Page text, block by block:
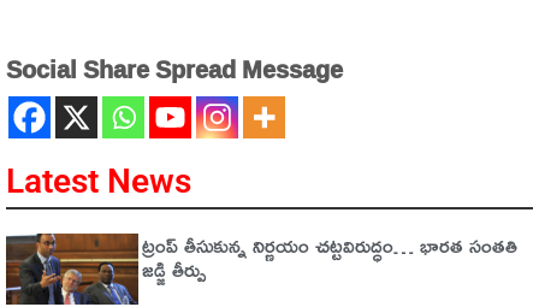
Social Share Spread Message
Latest News
ట్రంప్‌ తీసుకున్న నిర్ణయం చట్టవిరుద్ధం… భారత సంతతి
జడ్జి తీర్పు